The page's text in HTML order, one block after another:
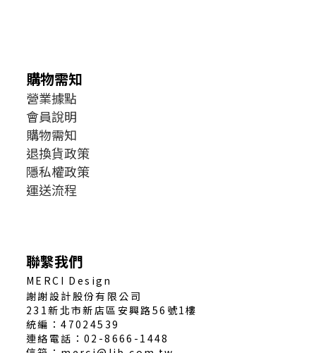
購物需知
營業據點
會員說明
購物需知
退換貨政策
隱私權政策
運送流程
聯繫我們
MERCI Design
謝謝設計股份有限公司
231新北市新店區安興路56號1樓
統編：47024539
連絡電話：02-8666-1448